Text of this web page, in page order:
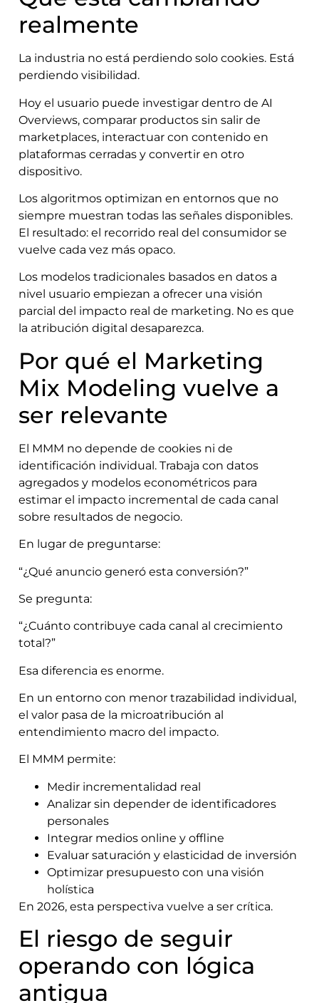
realmente
La industria no está perdiendo solo cookies. Está
perdiendo visibilidad.
Hoy el usuario puede investigar dentro de AI
Overviews, comparar productos sin salir de
marketplaces, interactuar con contenido en
plataformas cerradas y convertir en otro
dispositivo.
Los algoritmos optimizan en entornos que no
siempre muestran todas las señales disponibles.
El resultado: el recorrido real del consumidor se
vuelve cada vez más opaco.
Los modelos tradicionales basados en datos a
nivel usuario empiezan a ofrecer una visión
parcial del impacto real de marketing. No es que
la atribución digital desaparezca.
Por qué el Marketing
Mix Modeling vuelve a
ser relevante
El MMM no depende de cookies ni de
identificación individual. Trabaja con datos
agregados y modelos econométricos para
estimar el impacto incremental de cada canal
sobre resultados de negocio.
En lugar de preguntarse:
“¿Qué anuncio generó esta conversión?”
Se pregunta:
“¿Cuánto contribuye cada canal al crecimiento
total?”
Esa diferencia es enorme.
En un entorno con menor trazabilidad individual,
el valor pasa de la microatribución al
entendimiento macro del impacto.
El MMM permite:
Medir incrementalidad real
Analizar sin depender de identificadores
personales
Integrar medios online y offline
Evaluar saturación y elasticidad de inversión
Optimizar presupuesto con una visión
holística
En 2026, esta perspectiva vuelve a ser crítica.
El riesgo de seguir
operando con lógica
antigua